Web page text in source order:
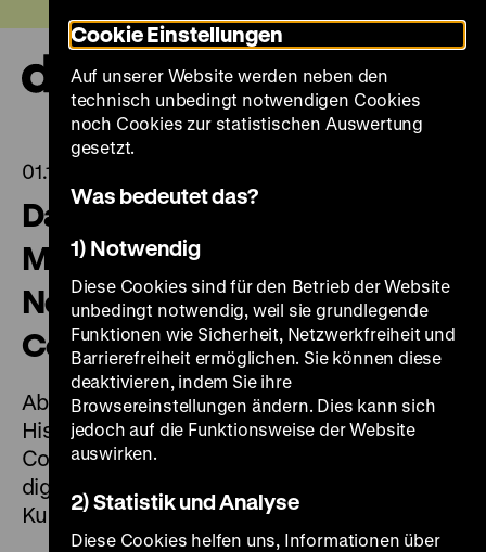
zum
Seiteninhalt
springen
01.12.2025
Das Deutsche Historische
Museum wird Teil des globalen
Netzwerks von Bloomberg
Connects
Ab dem 1. Dezember 2025 ist das Deutsche
Historische Museum auf Bloomberg
Connects vertreten – der kostenlosen App, die
digitale Guides zu über 1.100 Museen und
Kultureinrichtungen weltweit bietet.
Cookie Einstellungen
Auf unserer Website werden neben den
technisch unbedingt notwendigen Cookies
noch Cookies zur statistischen Auswertung
gesetzt.
Was bedeutet das?
1) Notwendig
Diese Cookies sind für den Betrieb der Website
unbedingt notwendig, weil sie grundlegende
Funktionen wie Sicherheit, Netzwerkfreiheit und
Barrierefreiheit ermöglichen. Sie können diese
deaktivieren, indem Sie ihre
Browsereinstellungen ändern. Dies kann sich
jedoch auf die Funktionsweise der Website
auswirken.
2) Statistik und Analyse
Diese Cookies helfen uns, Informationen über